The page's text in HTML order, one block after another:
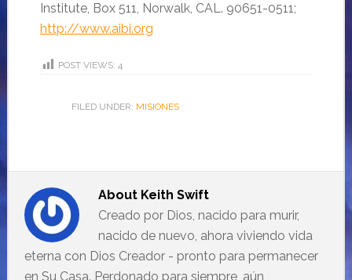
Institute, Box 511, Norwalk, CAL. 90651-0511;
http://www.aibi.org
POST VIEWS: 4
FILED UNDER: MISIONES
About Keith Swift
Creado por Dios, nacido para murir,
nacido de nuevo, ahora viviendo vida
eterna con Dios Creador - pronto para permanecer
en Su Casa. Perdonado para siempre, aún